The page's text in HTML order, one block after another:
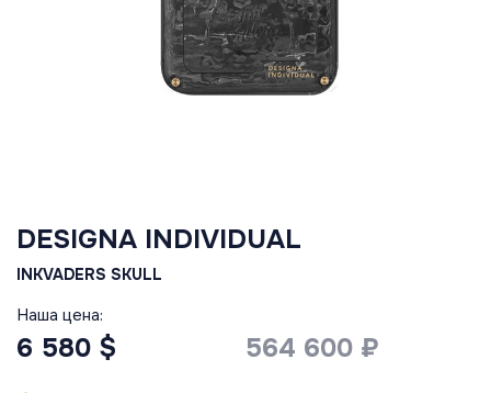
DESIGNA INDIVIDUAL
INKVADERS SKULL
Наша цена:
6 580 $ 564 600 ₽